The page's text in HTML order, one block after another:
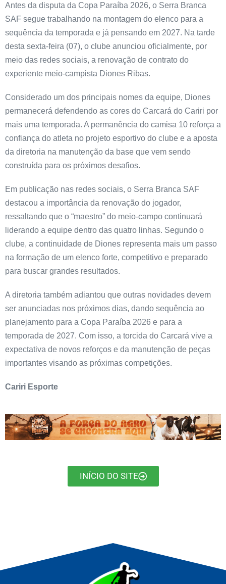
Antes da disputa da Copa Paraíba 2026, o Serra Branca
SAF segue trabalhando na montagem do elenco para a
sequência da temporada e já pensando em 2027. Na tarde
desta sexta-feira (07), o clube anunciou oficialmente, por
meio das redes sociais, a renovação de contrato do
experiente meio-campista Diones Ribas.
Considerado um dos principais nomes da equipe, Diones
permanecerá defendendo as cores do Carcará do Cariri por
mais uma temporada. A permanência do camisa 10 reforça a
confiança do atleta no projeto esportivo do clube e a aposta
da diretoria na manutenção da base que vem sendo
construída para os próximos desafios.
Em publicação nas redes sociais, o Serra Branca SAF
destacou a importância da renovação do jogador,
ressaltando que o “maestro” do meio-campo continuará
liderando a equipe dentro das quatro linhas. Segundo o
clube, a continuidade de Diones representa mais um passo
na formação de um elenco forte, competitivo e preparado
para buscar grandes resultados.
A diretoria também adiantou que outras novidades devem
ser anunciadas nos próximos dias, dando sequência ao
planejamento para a Copa Paraíba 2026 e para a
temporada de 2027. Com isso, a torcida do Carcará vive a
expectativa de novos reforços e da manutenção de peças
importantes visando as próximas competições.
Cariri Esporte
INÍCIO DO SITE